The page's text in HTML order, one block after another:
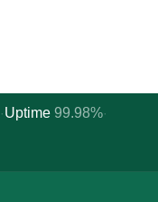
·Uptime 99.98%·